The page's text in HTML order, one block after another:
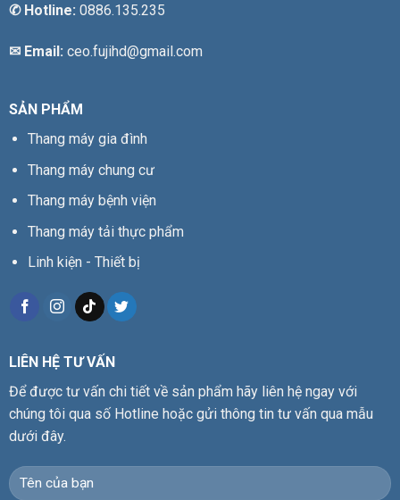
✆Hotline: 0886.135.235
✉ Email: ceo.fujihd@gmail.com
SẢN PHẨM
Thang máy gia đình
Thang máy chung cư
Thang máy bệnh viện
Thang máy tải thực phẩm
Linh kiện - Thiết bị
LIÊN HỆ TƯ VẤN
Để được tư vấn chi tiết về sản phẩm hãy liên hệ ngay với
chúng tôi qua số Hotline hoặc gửi thông tin tư vấn qua mẫu
dưới đây.